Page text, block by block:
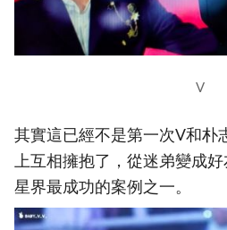
V
其實這已經不是第一次V和朴
上互相擁抱了，從迷弟變成
星界最成功的案例之一。